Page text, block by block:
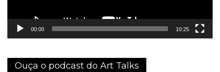
00:00 10:25
Ouça o podcast do Art Talks